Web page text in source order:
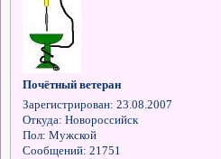
Почётный ветеран
Зарегистрирован: 23.08.2007
Откуда: Новороссийск
Пол: Мужской
Сообщений: 21751